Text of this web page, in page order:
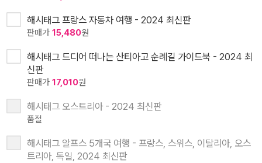
해시태그 프랑스 자동차 여행 - 2024 최신판
판매가 15,480원
해시태그 드디어 떠나는 산티아고 순례길 가이드북 - 2024 최
신판
판매가 17,010원
해시태그 오스트리아 - 2024 최신판
품절
해시태그 알프스 5개국 여행 - 프랑스, 스위스, 이탈리아, 오스
트리아, 독일, 2024 최신판